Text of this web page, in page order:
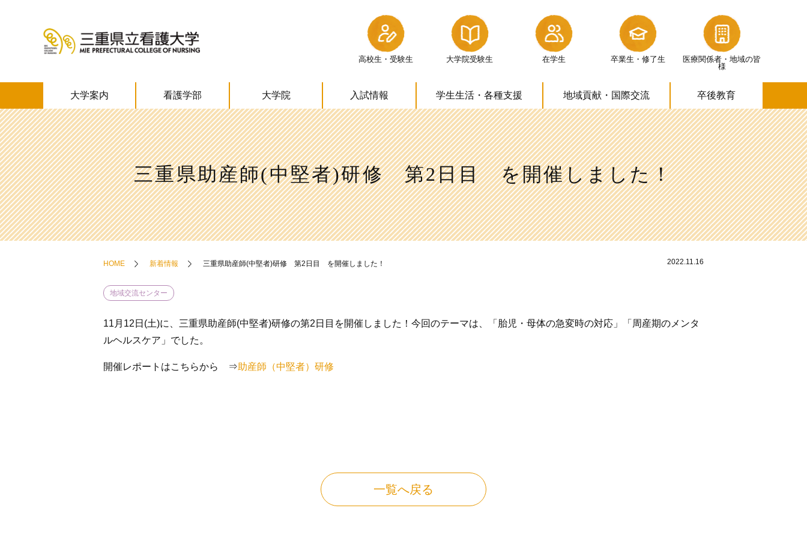
高校生・受験生 大学院受験生 在学生 卒業生・修了生 医療関係者・ 地域の皆
様
大学案内 看護学部 大学院 入試情報 学生生活・各種支援 地域貢献・ 国際交流 卒後教育
三重県助産師(中堅者)研修 第2日目 を開催しました！
HOME 新着情報 三重県助産師(中堅者)研修 第2日目 を開催しました！ 2022.11.16
地域交流センター
11月12日(土)に、三重県助産師(中堅者)研修の第2日目を開催しました！今回のテーマは、「胎児・母体の急変時の対応」「周産期のメンタ
ルヘルスケア」でした。
開催レポートはこちらから ⇒助産師（中堅者）研修
一覧へ戻る